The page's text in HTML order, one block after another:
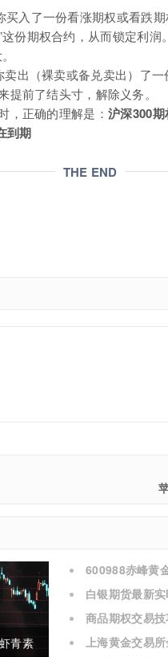
买入了一份看涨期权或看跌
份期权合约，从而锁定利
卖出（裸卖或备兑卖出）了
提前了结头寸，解除义务。
，正确的理解是： 沪深300
到期
THE END
青素
600988赤峰黄
白银期货最新
商品期权交易
上海黄金交易